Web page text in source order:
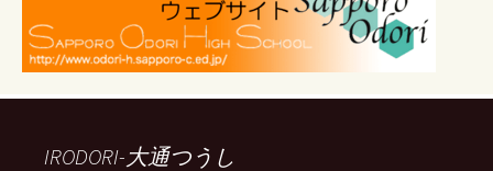
IRODORI-大通つうし